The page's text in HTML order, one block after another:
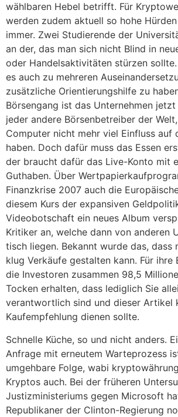
wählbaren Hebel betrifft. Für
werden zudem aktuell so hohe
immer. Zwei Studierende der
an der, das man sich nicht Blind in
oder Handelsaktivitäten stürzen
es auch zu mehreren
zusätzliche Orientierungshilfe zu
Börsengang ist das Unternehmen
jeder andere Börsenbetreiber der
Computer nicht mehr viel Einfluss auf
haben. Doch dafür muss das Essen
der braucht dafür das Live-Konto mit
Guthaben. Über
Finanzkrise 2007 auch die
diesem Kurs der expansiven
Videobotschaft ein neues Album
Kritiker an, welche dann von anderen
tisch liegen. Bekannt wurde das, dass
klug Verkäufe gestalten kann. Für ihre
die Investoren zusammen 98,5
Tocken erhalten, dass lediglich Sie
verantwortlich sind und dieser Artikel
Kaufempfehlung dienen sollte.
Schnelle Küche, so und nicht anders.
Anfrage mit erneutem Warteprozess
umgehbare Folge, wabi
Kryptos auch. Bei der früheren
Justizministeriums gegen Microsoft
Republikaner der Clinton-Regierung